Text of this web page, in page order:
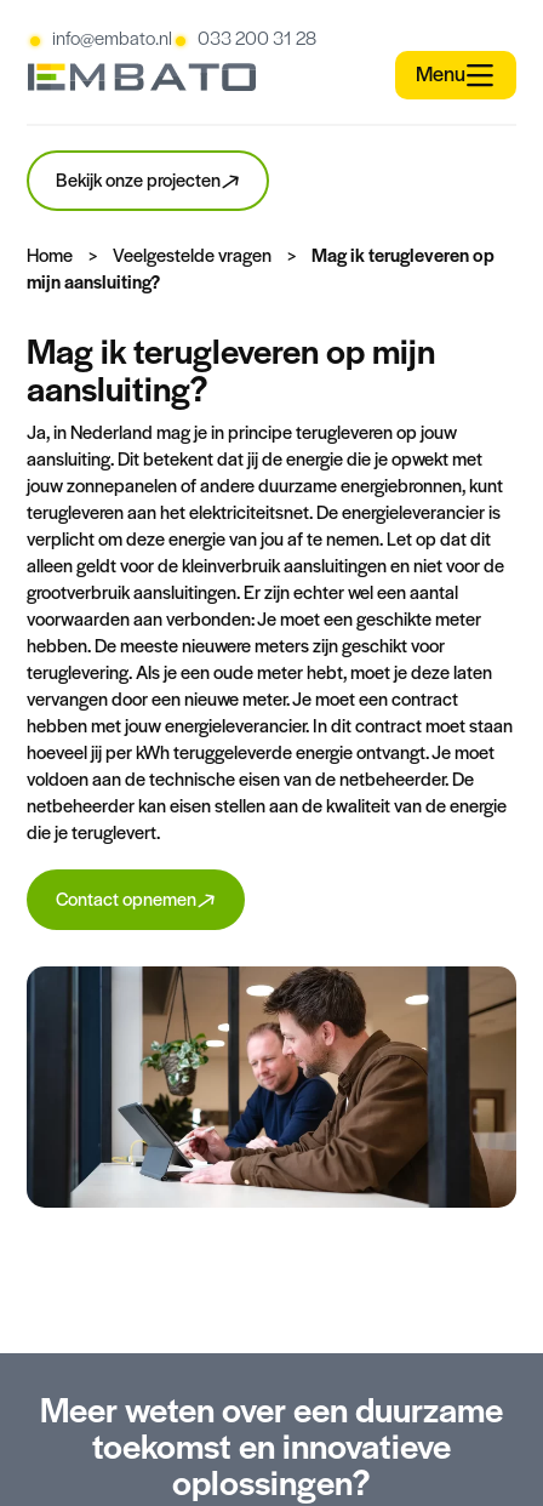
info@embato.nl 033 200 31 28
Bekijk onze projecten
Home > Veelgestelde vragen >
Mag ik terugleveren op
mijn aansluiting?
Mag ik terugleveren op mijn
aansluiting?
Ja, in Nederland mag je in principe terugleveren op jouw
aansluiting. Dit betekent dat jij de energie die je opwekt met
jouw zonnepanelen of andere duurzame energiebronnen, kunt
terugleveren aan het elektriciteitsnet. De energieleverancier is
verplicht om deze energie van jou af te nemen. Let op dat dit
alleen geldt voor de kleinverbruik aansluitingen en niet voor de
grootverbruik aansluitingen. Er zijn echter wel een aantal
voorwaarden aan verbonden: Je moet een geschikte meter
hebben. De meeste nieuwere meters zijn geschikt voor
teruglevering. Als je een oude meter hebt, moet je deze laten
vervangen door een nieuwe meter. Je moet een contract
hebben met jouw energieleverancier. In dit contract moet staan
​​hoeveel jij per kWh teruggeleverde energie ontvangt. Je moet
voldoen aan de technische eisen van de netbeheerder. De
netbeheerder kan eisen stellen aan de kwaliteit van de energie
die je teruglevert.
Contact opnemen
Meer weten over een duurzame
toekomst en innovatieve
oplossingen?